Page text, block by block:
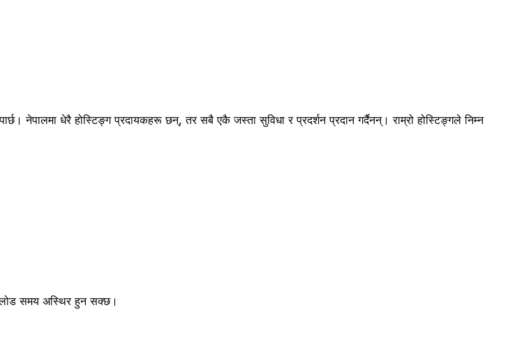
नेपालमा धेरै होस्टिङ्ग प्रदायकहरू छन्, तर सबै एकै जस्ता सुविधा र प्रदर्शन प्रदान गर्दैनन्। राम्रो होस्टिङ्गले निम्न
समय अस्थिर हुन सक्छ।